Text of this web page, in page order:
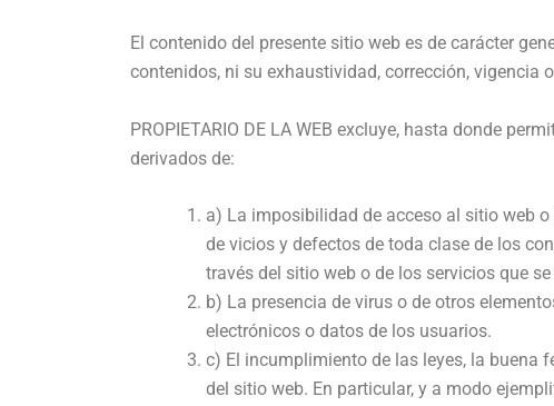
El contenido del presente sitio web es de carácter
contenidos, ni su exhaustividad, corrección,
PROPIETARIO DE LA WEB excluye, hasta donde
derivados de:
a) La imposibilidad de acceso al sitio web
de vicios y defectos de toda clase de los
través del sitio web o de los servicios que
b) La presencia de virus o de otros
electrónicos o datos de los usuarios.
c) El incumplimiento de las leyes, la buena
del sitio web. En particular, y a modo